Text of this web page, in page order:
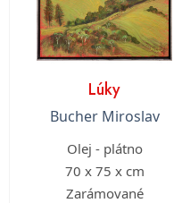
Lúky
Bucher Miroslav
Olej - plátno
70 x 75 x cm
Zarámované